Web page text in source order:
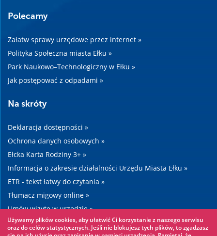
Polecamy
Załatw sprawy urzędowe przez internet »
Polityka Społeczna miasta Ełku »
Park Naukowo–Technologiczny w Ełku »
Jak postępować z odpadami »
Na skróty
Deklaracja dostępności »
Ochrona danych osobowych »
Ełcka Karta Rodziny 3+ »
Informacja o zakresie działalności Urzędu Miasta Ełku »
ETR - tekst łatwy do czytania »
Tłumacz migowy online »
Umów wizytę w urzędzie »
Drogi »
Używamy plików cookies, aby ułatwić Ci korzystanie z naszego serwisu
oraz do celów statystycznych. Jeśli nie blokujesz tych plików, to zgadzasz